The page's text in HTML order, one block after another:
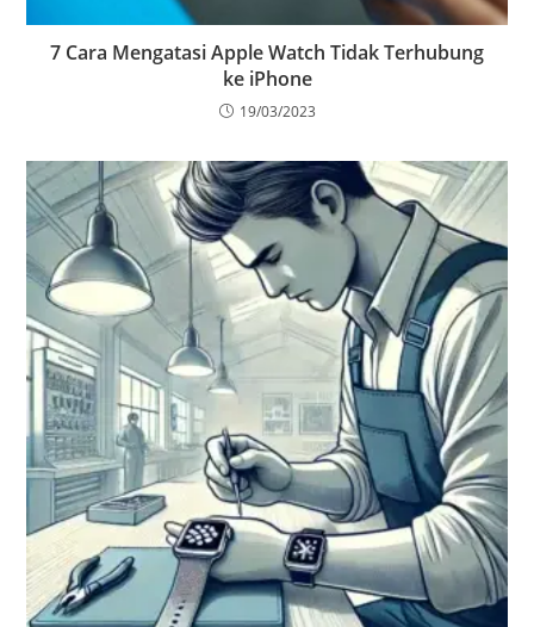
7 Cara Mengatasi Apple Watch Tidak Terhubung
ke iPhone
19/03/2023